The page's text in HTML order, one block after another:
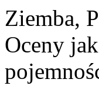
Ziemba,
Oceny